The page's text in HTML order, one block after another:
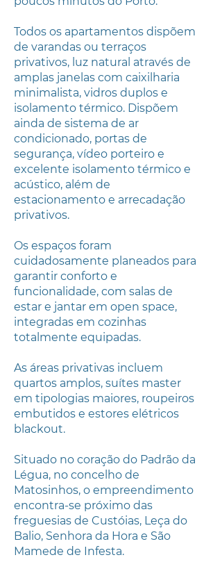
Todos os apartamentos dispõem
de varandas ou terraços
privativos, luz natural através de
amplas janelas com caixilharia
minimalista, vidros duplos e
isolamento térmico. Dispõem
ainda de sistema de ar
condicionado, portas de
segurança, vídeo porteiro e
excelente isolamento térmico e
acústico, além de
estacionamento e arrecadação
privativos.
Os espaços foram
cuidadosamente planeados para
garantir conforto e
funcionalidade, com salas de
estar e jantar em open space,
integradas em cozinhas
totalmente equipadas.
As áreas privativas incluem
quartos amplos, suítes master
em tipologias maiores, roupeiros
embutidos e estores elétricos
blackout.
Situado no coração do Padrão da
Légua, no concelho de
Matosinhos, o empreendimento
encontra-se próximo das
freguesias de Custóias, Leça do
Balio, Senhora da Hora e São
Mamede de Infesta.